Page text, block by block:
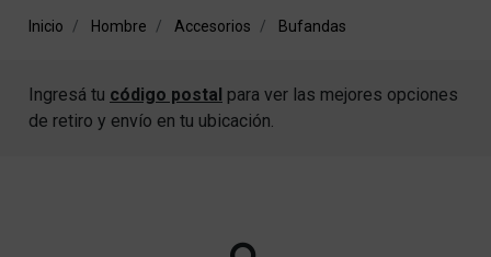
Inicio Hombre Accesorios Bufandas
Ingresá tu código postal para ver las mejores opciones
de retiro y envío en tu ubicación.